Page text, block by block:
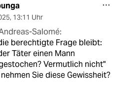
, 13:11 Uhr
Salomé:
berechtigte Frage bleibt:
Täter einen Mann
Vermutlich nicht"
Sie diese Gewissheit?